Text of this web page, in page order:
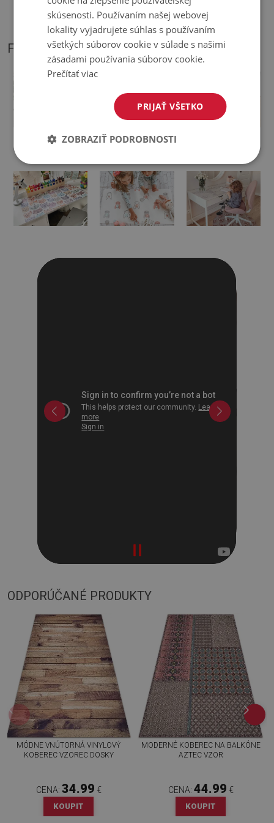
Odtiene stolových podložiek sa môžu líšiť od vizualizácie
FOTOGRAFIE NÁŠHO PRODUKTU
Podložka na stôl
Ochranná
ODPORÚČANÉ PRODUKTY
MÓDNE VNÚTORNÁ VINYLOVÝ
KOBEREC VZOREC DOSKY
CENA: 34.99 €
KOUPIT
MODERNÉ KOBEREC NA BALKÓNE
AZTEC VZOR
CENA: 44.99 €
KOUPIT
skúsenosti. Používaním našej webovej
lokality vyjadrujete súhlas s používaním
všetkých súborov cookie v súlade s našimi
zásadami používania súborov cookie.
Prečítať viac
PRIJAŤ VŠETKO
ZOBRAZIŤ PODROBNOSTI